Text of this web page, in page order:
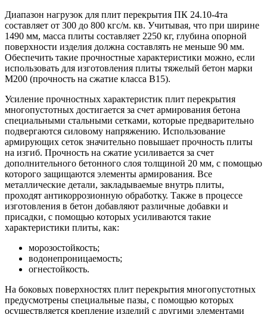
Диапазон нагрузок для плит перекрытия ПК 24.10-4та
составляет от 300 до 800 кгс/м. кв. Учитывая, что при ширине
1490 мм, масса плиты составляет 2250 кг, глубина опорной
поверхности изделия должна составлять не меньше 90 мм.
Обеспечить такие прочностные характеристики можно, если
использовать для изготовления плиты тяжелый бетон марки
М200 (прочность на сжатие класса В15).
Усиление прочностных характеристик плит перекрытия
многопустотных достигается за счет армирования бетона
специальными стальными сетками, которые предварительно
подвергаются силовому напряжению. Использование
армирующих сеток значительно повышает прочность плиты
на изгиб. Прочность на сжатие усиливается за счет
дополнительного бетонного слоя толщиной 20 мм, с помощью
которого защищаются элементы армирования. Все
металлические детали, закладываемые внутрь плиты,
проходят антикоррозионную обработку. Также в процессе
изготовления в бетон добавляют различные добавки и
присадки, с помощью которых усиливаются такие
характеристики плиты, как:
морозостойкость;
водонепроницаемость;
огнестойкость.
На боковых поверхностях плит перекрытия многопустотных
предусмотрены специальные пазы, с помощью которых
осуществляется крепление изделий с другими элементами